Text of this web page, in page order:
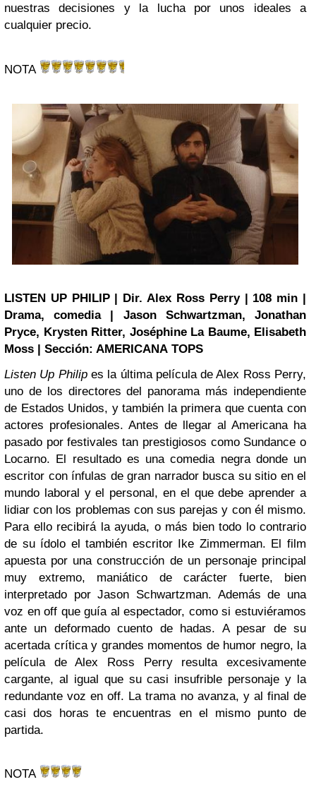
nuestras decisiones y la lucha por unos ideales a
cualquier precio.
NOTA
LISTEN UP PHILIP | Dir. Alex Ross Perry | 108 min |
Drama, comedia | Jason Schwartzman, Jonathan
Pryce, Krysten Ritter, Joséphine La Baume, Elisabeth
Moss | Sección: AMERICANA TOPS
Listen Up Philipes la última película de Alex Ross Perry,
uno de los directores del panorama más independiente
de Estados Unidos, y también la primera que cuenta con
actores profesionales. Antes de llegar al Americana ha
pasado por festivales tan prestigiosos como Sundance o
Locarno. El resultado es una comedia negra donde un
escritor con ínfulas de gran narrador busca su sitio en el
mundo laboral y el personal, en el que debe aprender a
lidiar con los problemas con sus parejas y con él mismo.
Para ello recibirá la ayuda, o más bien todo lo contrario
de su ídolo el también escritor Ike Zimmerman. El film
apuesta por una construcción de un personaje principal
muy extremo, maniático de carácter fuerte, bien
interpretado por Jason Schwartzman. Además de una
voz en off que guía al espectador, como si estuviéramos
ante un deformado cuento de hadas. A pesar de su
acertada crítica y grandes momentos de humor negro, la
película de Alex Ross Perry resulta excesivamente
cargante, al igual que su casi insufrible personaje y la
redundante voz en off. La trama no avanza, y al final de
casi dos horas te encuentras en el mismo punto de
partida.
NOTA